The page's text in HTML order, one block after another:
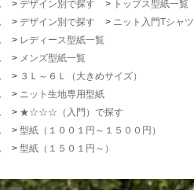
> デザイン別で探す > トップス型紙一覧
> デザイン別で探す > ニット入門Tシャツ
> レディース型紙一覧
> メンズ型紙一覧
> ３Ｌ～６Ｌ（大きめサイズ）
> ニット生地専用型紙
> ★☆☆☆（入門）で探す
> 型紙（１００１円～１５００円）
> 型紙（１５０１円～）